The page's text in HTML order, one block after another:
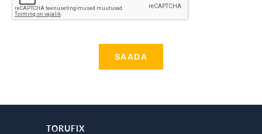
TORUFIX